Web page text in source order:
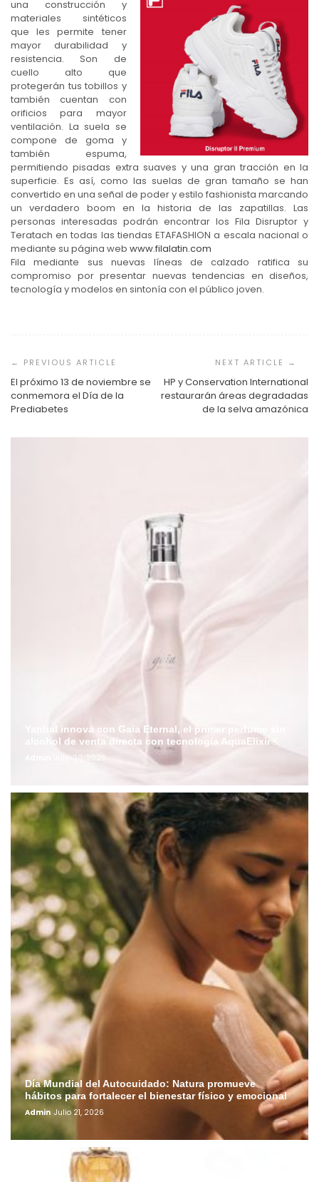
una construcción y
materiales sintéticos
que les permite tener
mayor durabilidad y
resistencia. Son de
cuello alto que
protegerán tus tobillos y
también cuentan con
orificios para mayor
ventilación. La suela se
compone de goma y
también espuma,
permitiendo pisadas extra suaves y una gran tracción en la
superficie. Es así, como las suelas de gran tamaño se han
convertido en una señal de poder y estilo fashionista marcando
un verdadero boom en la historia de las zapatillas. Las
personas interesadas podrán encontrar los Fila Disruptor y
Teratach en todas las tiendas ETAFASHION a escala nacional o
mediante su página web www.filalatin.com
Fila mediante sus nuevas líneas de calzado ratifica su
compromiso por presentar nuevas tendencias en diseños,
tecnología y modelos en sintonía con el público joven.
de
entradas
El próximo 13 de noviembre se
conmemora el Día de la
Prediabetes
HP y Conservation International
restaurarán áreas degradadas
de la selva amazónica
Yanbal innova con Gaia Eternal, el primer perfume sin
alcohol de venta directa con tecnología AquaElixir®
Julio 30, 2026
Día Mundial del Autocuidado: Natura promueve
hábitos para fortalecer el bienestar físico y emocional
Admin Julio 21, 2026